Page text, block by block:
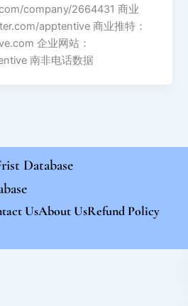
company/2664431 商业
apptentive 商业推特：
企业网站：
南非电话数据
Database
UsAbout UsRefund Policy